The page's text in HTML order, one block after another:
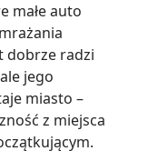
małe auto
dobrze radzi
jego
miasto –
z miejsca